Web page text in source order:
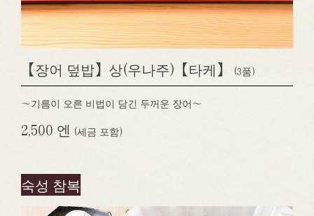
【장어 덮밥】상(우나주)【타케】 (3품)
～기름이 오른 비법이 담긴 두꺼운 장어～
2,500 엔 (세금 포함)
숙성 참복